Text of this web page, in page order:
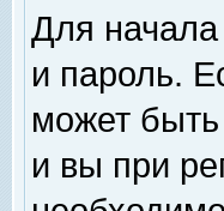
Для начала
и пароль.
может
и вы при